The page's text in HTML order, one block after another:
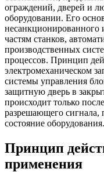
ограждений, дверей и
оборудовании. Его
несанкционированного
частям станков,
производственных
процессов. Принцип
электромеханическом
системы управления
защитную дверь в
происходит только
разрешающего сигнала,
состояние оборудования.
Принцип
применения